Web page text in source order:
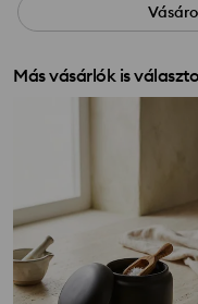
Más vásárlók is